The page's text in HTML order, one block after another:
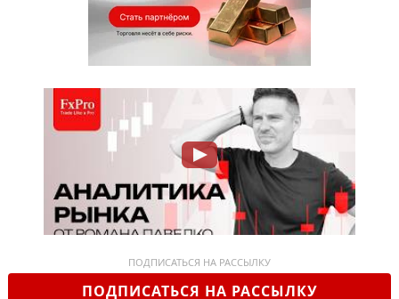
ПОДПИСАТЬСЯ НА РАССЫЛКУ
ПОДПИСАТЬСЯ НА РАССЫЛКУ